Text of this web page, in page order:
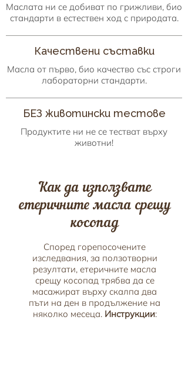
Маслата ни се добиват по грижливи, био
стандарти в естествен ход с природата.
Качествени съставки
Масла от първо, био качество със строги
лабораторни стандарти.
БЕЗ животински тестове
Продуктите ни не се тестват върху
животни!
Как да използвате
етеричните масла срещу
косопад
Според горепосочените
изследвания, за ползотворни
резултати, етеричните масла
срещу косопад трябва да се
масажират върху скалпа два
пъти на ден в продължение на
няколко месеца. Инструкции: